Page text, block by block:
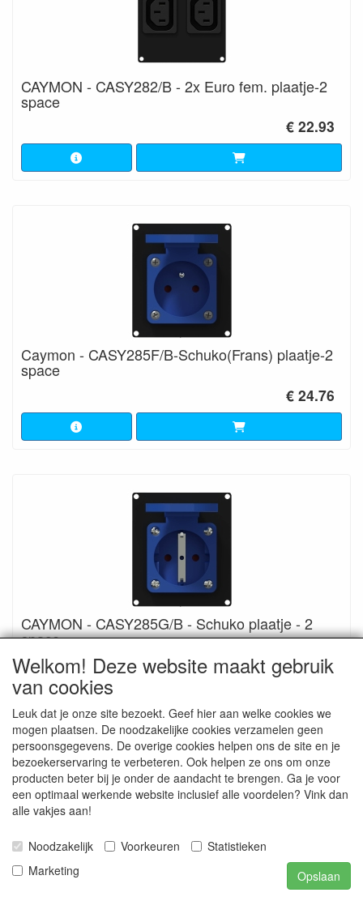
CAYMON - CASY282/B - 2x Euro fem. plaatje-2
space
€ 22.93
Caymon - CASY285F/B-Schuko(Frans) plaatje-2
space
€ 24.76
CAYMON - CASY285G/B - Schuko plaatje - 2
space
€ 23.00
CAYMON - CP45SM - schakelaar - momentary
Welkom! Deze website maakt gebruik
van cookies
Leuk dat je onze site bezoekt. Geef hier aan welke cookies we
mogen plaatsen. De noodzakelijke cookies verzamelen geen
persoonsgegevens. De overige cookies helpen ons de site en je
bezoekerservaring te verbeteren. Ook helpen ze ons om onze
producten beter bij je onder de aandacht te brengen. Ga je voor
een optimaal werkende website inclusief alle voordelen? Vink dan
alle vakjes aan!
Noodzakelijk Voorkeuren
Statistieken
Marketing
Opslaan